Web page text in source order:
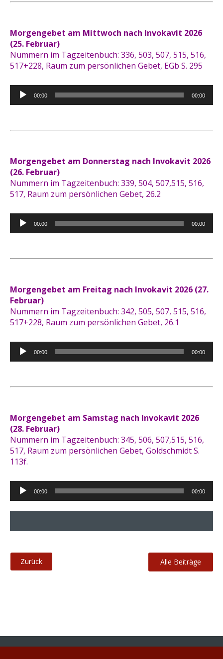
Morgengebet am Mittwoch nach Invokavit 2026
(25. Februar)
Nummern im Tagzeitenbuch: 336, 503, 507, 515, 516,
517+228, Raum zum persönlichen Gebet, EGb S. 295
Audio-
Player
00:00 00:00
Morgengebet am Donnerstag nach Invokavit 2026
(26. Februar)
Nummern im Tagzeitenbuch: 339, 504, 507,515, 516,
517, Raum zum persönlichen Gebet, 26.2
Audio-
Player
00:00 00:00
Morgengebet am Freitag nach Invokavit 2026 (27.
Februar)
Nummern im Tagzeitenbuch: 342, 505, 507, 515, 516,
517+228, Raum zum persönlichen Gebet, 26.1
Audio-
Player
00:00 00:00
Morgengebet am Samstag nach Invokavit 2026
(28. Februar)
Nummern im Tagzeitenbuch: 345, 506, 507,515, 516,
517, Raum zum persönlichen Gebet, Goldschmidt S.
113f.
Audio-
Player
00:00 00:00
Alle Beiträge